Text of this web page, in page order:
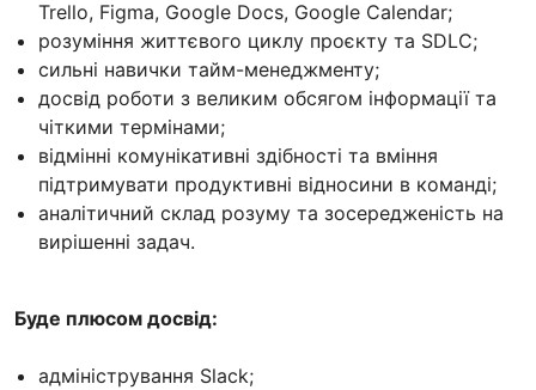
Trello, Figma, Google Docs, Google Calendar;
розуміння життєвого циклу проєкту та SDLC;
сильні навички тайм-менеджменту;
досвід роботи з великим обсягом інформації та
чіткими термінами;
відмінні комунікативні здібності та вміння
підтримувати продуктивні відносини в команді;
аналітичний склад розуму та зосередженість на
вирішенні задач.
Буде плюсом досвід:
адміністрування Slack;